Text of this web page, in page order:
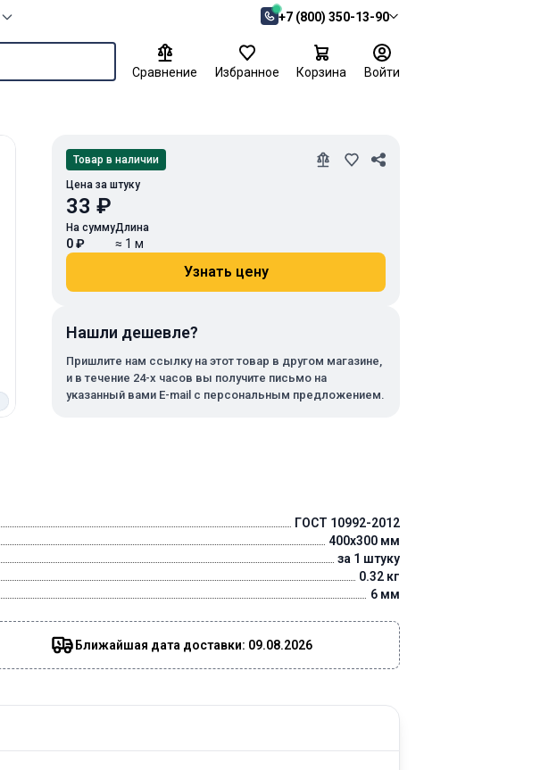
+7 (800) 350-13-90
Сравнение Избранное Корзина Войти
ГОСТ 10992-2012
400x300 мм
за 1 штуку
0.32 кг
6 мм
Ближайшая дата доставки: 09.08.2026
Товар в наличии
Цена за штуку
33 ₽
На сумму
0 ₽
Длина
≈ 1 м
Узнать цену
Нашли дешевле?
Пришлите нам ссылку на этот товар в другом магазине,
и в течение 24-х часов вы получите письмо на
указанный вами E-mail с персональным предложением.